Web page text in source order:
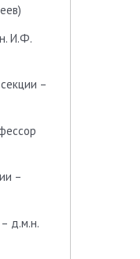
И.Ф.
–
–
д.м.н.